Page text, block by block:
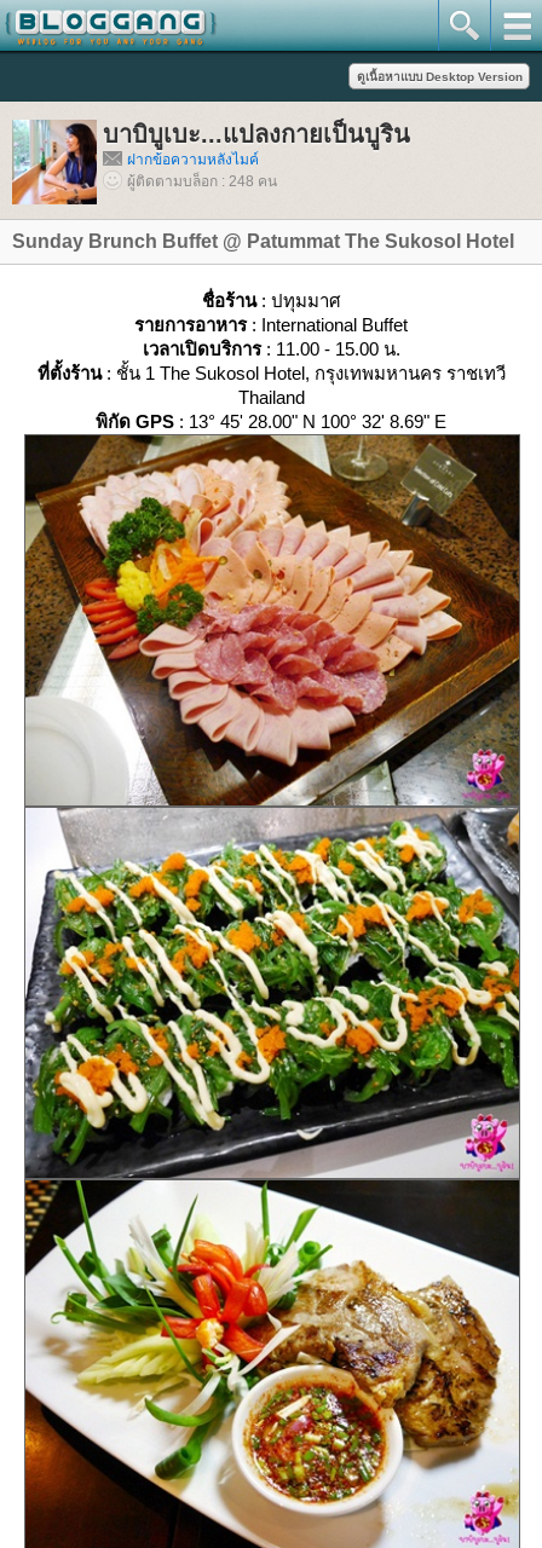
บาบิบูเบะ...แปลงกายเป็นบูริน
ฝากข้อความหลังไมค์
ผู้ติดตามบล็อก : 248 คน
Sunday Brunch Buffet @ Patummat The Sukosol Hotel
ชื่อร้าน: ปทุมมาศ
รายการอาหาร: International Buffet
เวลาเปิดบริการ: 11.00 - 15.00 น.
ที่ตั้งร้าน: ชั้น 1 The Sukosol Hotel, กรุงเทพมหานคร ราชเทวี
Thailand
พิกัด GPS : 13° 45' 28.00" N 100° 32' 8.69" E